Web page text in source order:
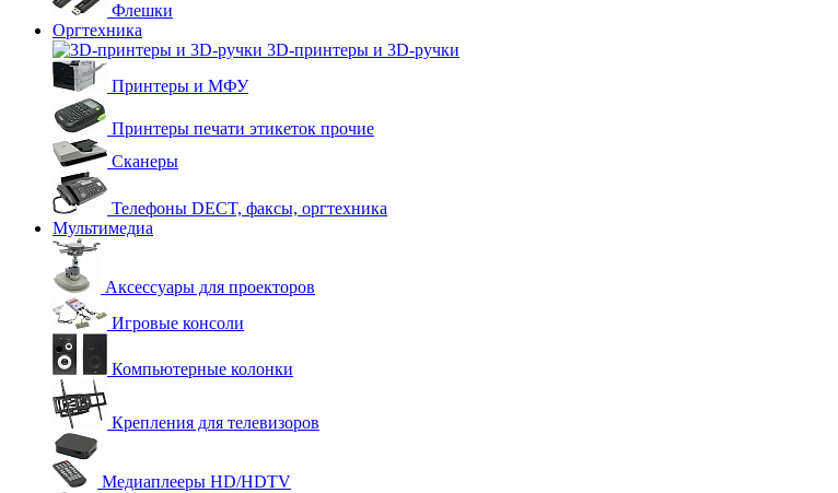
Флешки
Оргтехника
3D-принтеры и 3D-ручки
Принтеры и МФУ
Принтеры печати этикеток прочие
Сканеры
Телефоны DECT, факсы, оргтехника
Мультимедиа
Аксессуары для проекторов
Игровые консоли
Компьютерные колонки
Крепления для телевизоров
Медиаплееры HD/HDTV